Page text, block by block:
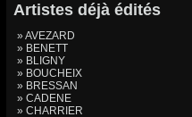
Artistes déjà édités
» AVEZARD
» BENETT
» BLIGNY
» BOUCHEIX
» BRESSAN
» CADENE
» CHARRIER